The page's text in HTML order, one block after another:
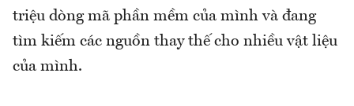
triệu dòng mã phần mềm của mình và đang
tìm kiếm các nguồn thay thế cho nhiều vật liệu
của mình.